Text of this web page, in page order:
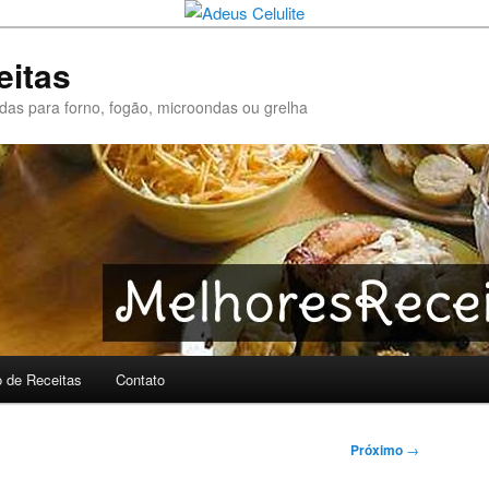
para forno, fogão, microondas ou grelha
de Receitas Contato
Próximo →